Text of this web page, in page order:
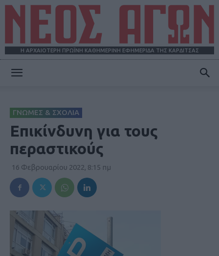
Η ΑΡΧΑΙΟΤΕΡΗ ΠΡΩΪΝΗ ΚΑΘΗΜΕΡΙΝΗ ΕΦΗΜΕΡΙΔΑ ΤΗΣ ΚΑΡΔΙΤΣΑΣ
ΓΝΩΜΕΣ & ΣΧΟΛΙΑ
Επικίνδυνη για τους
περαστικούς
16 Φεβρουαρίου 2022, 8:15 πμ